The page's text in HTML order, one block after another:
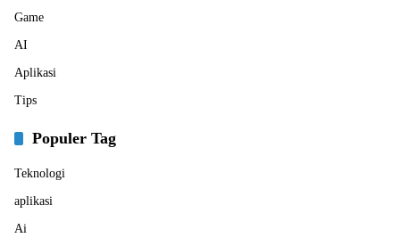
Game
AI
Aplikasi
Tips
Populer Tag
Teknologi
aplikasi
Ai